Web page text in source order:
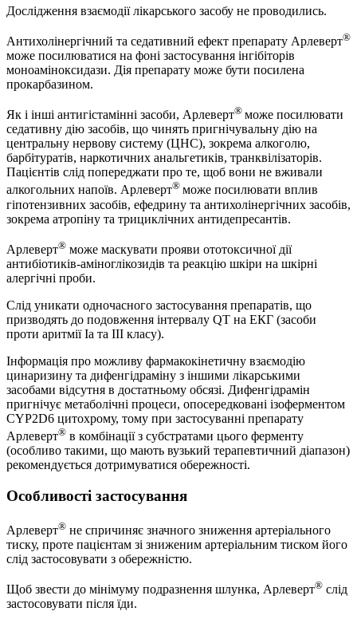
Дослідження взаємодії лікарського засобу не проводились.
Антихолінергічний та седативний ефект препарату Арлеверт®
може посилюватися на фоні застосування інгібіторів
моноаміноксидази. Дія препарату може бути посилена
прокарбазином.
Як і інші антигістамінні засоби, Арлеверт® може посилювати
седативну дію засобів, що чинять пригнічувальну дію на
центральну нервову систему (ЦНС), зокрема алкоголю,
барбітуратів, наркотичних анальгетиків, транквілізаторів.
Пацієнтів слід попереджати про те, щоб вони не вживали
алкогольних напоїв. Арлеверт® може посилювати вплив
гіпотензивних засобів, ефедрину та антихолінергічних засобів,
зокрема атропіну та трициклічних антидепресантів.
Арлеверт® може маскувати прояви ототоксичної дії
антибіотиків-аміноглікозидів та реакцію шкіри на шкірні
алергічні проби.
Слід уникати одночасного застосування препаратів, що
призводять до подовження інтервалу QT на ЕКГ (засоби
проти аритмії Іа та ІІІ класу).
Інформація про можливу фармакокінетичну взаємодію
цинаризину та дифенгідраміну з іншими лікарськими
засобами відсутня в достатньому обсязі. Дифенгідрамін
пригнічує метаболічні процеси, опосередковані ізоферментом
CYP2D6 цитохрому, тому при застосуванні препарату
Арлеверт® в комбінації з субстратами цього ферменту
(особливо такими, що мають вузький терапевтичний діапазон)
рекомендується дотримуватися обережності.
Особливості застосування
Арлеверт® не спричиняє значного зниження артеріального
тиску, проте пацієнтам зі зниженим артеріальним тиском його
слід застосовувати з обережністю.
Щоб звести до мінімуму подразнення шлунка, Арлеверт® слід
застосовувати після їди.